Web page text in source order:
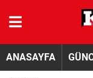
ANASAYFA